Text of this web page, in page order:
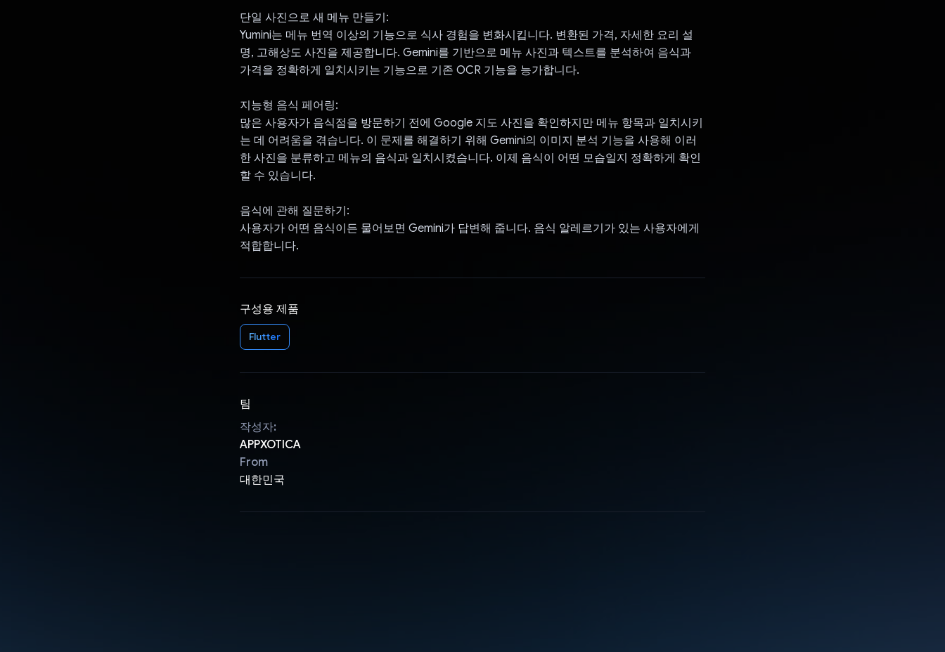
단일 사진으로 새 메뉴 만들기:
Yumini는 메뉴 번역 이상의 기능으로 식사 경험을 변화시킵니다. 변환된 가격, 자세한 요리 설
명, 고해상도 사진을 제공합니다. Gemini를 기반으로 메뉴 사진과 텍스트를 분석하여 음식과
가격을 정확하게 일치시키는 기능으로 기존 OCR 기능을 능가합니다.
지능형 음식 페어링:
많은 사용자가 음식점을 방문하기 전에 Google 지도 사진을 확인하지만 메뉴 항목과 일치시키
는 데 어려움을 겪습니다. 이 문제를 해결하기 위해 Gemini의 이미지 분석 기능을 사용해 이러
한 사진을 분류하고 메뉴의 음식과 일치시켰습니다. 이제 음식이 어떤 모습일지 정확하게 확인
할 수 있습니다.
음식에 관해 질문하기:
사용자가 어떤 음식이든 물어보면 Gemini가 답변해 줍니다. 음식 알레르기가 있는 사용자에게
적합합니다.
구성용 제품
Flutter
팀
작성자:
APPXOTICA
From
대한민국